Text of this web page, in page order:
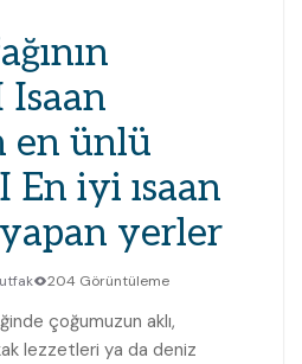
en ünlü
iyi ısaan
yerler
204 Görüntüleme
çoğumuzun aklı,
lezzetleri ya da deniz